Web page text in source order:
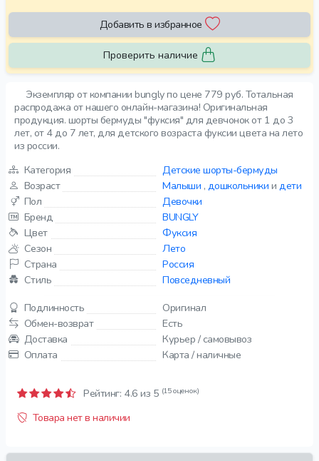
Экземпляр от компании bungly по цене 779 руб. Тотальная
распродажа от нашего онлайн-магазина! Оригинальная
продукция. шорты бермуды "фуксия" для девчонок от 1 до 3
лет, от 4 до 7 лет, для детского возраста фуксии цвета на лето
из россии.
Категория
Детские шорты-бермуды
Возраст
Малыши , дошкольники и дети
Пол
Девочки
Бренд
BUNGLY
Цвет
Фуксия
Сезон
Лето
Страна
Россия
Стиль
Повседневный
Подлинность
Оригинал
Обмен-возврат
Есть
Доставка
Курьер / самовывоз
Оплата
Карта / наличные
Рейтинг: 4.6 из 5 (15 оценок)
Товара нет в наличии
Добавить в избранное
Проверить наличие